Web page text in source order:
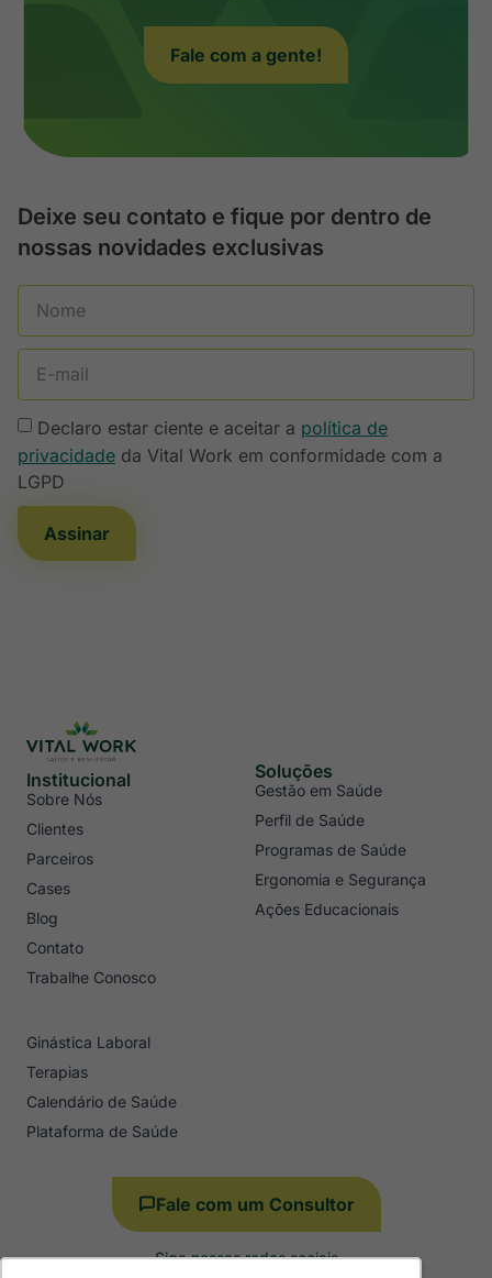
Fale com a gente!
Deixe seu contato e fique por dentro de
nossas novidades exclusivas
Declaro estar ciente e aceitar a política de
privacidade da Vital Work em conformidade com a
LGPD
Assinar
Institucional
Sobre Nós
Clientes
Parceiros
Cases
Blog
Contato
Trabalhe Conosco
Soluções
Gestão em Saúde
Perfil de Saúde
Programas de Saúde
Ergonomia e Segurança
Ações Educacionais
Ginástica Laboral
Terapias
Calendário de Saúde
Plataforma de Saúde
Fale com um Consultor
Siga nossas redes sociais